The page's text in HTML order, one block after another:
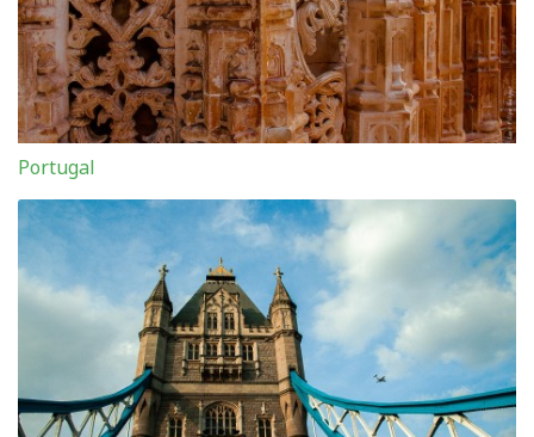
Portugal